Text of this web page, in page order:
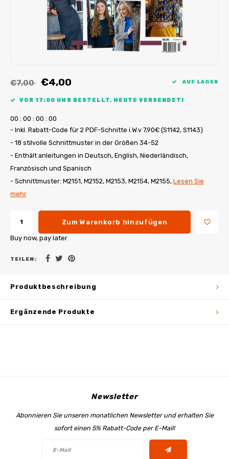
My Image Tutorials
My Image Korrekturen
B-Trendy Korrekturen
Applikationen
Ebook Plotservice
€7,00 €4,00 AUF LAGER
VOR 17:00 UHR BESTELLT, HEUTE VERSENDET!
00 : 00 : 00 : 00
- Inkl. Rabatt-Code für 2 PDF-Schnitte i.W.v 7,90€ (S1142, S1143)
- 18 stilvolle Schnittmuster in der Größen 34-52
- Enthält anleitungen in Deutsch, English, Niederländisch,
Französisch und Spanisch
- Schnittmuster: M2151, M2152, M2153, M2154, M2155, Lesen Sie
mehr
Zum Warenkorb hinzufügen
Buy now, pay later
TEILEN:
Produktbeschreibung
Ergänzende Produkte
Newsletter
Abonnieren Sie unseren monatlichen Newsletter und erhalten Sie
sofort einen 5% Rabatt-Code per E-Mail!